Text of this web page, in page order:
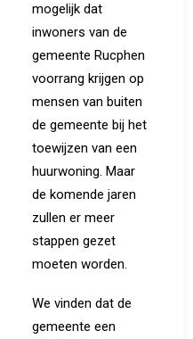
mogelijk dat
inwoners van de
gemeente Rucphen
voorrang krijgen op
mensen van buiten
de gemeente bij het
toewijzen van een
huurwoning. Maar
de komende jaren
zullen er meer
stappen gezet
moeten worden.
We vinden dat de
gemeente een